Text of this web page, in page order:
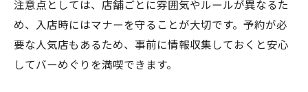
注意点としては、店舗ごとに雰囲気やルールが異なるた
め、入店時にはマナーを守ることが大切です。予約が必
要な人気店もあるため、事前に情報収集しておくと安心
してバーめぐりを満喫できます。